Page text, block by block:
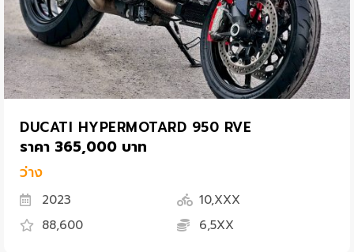
DUCATI HYPERMOTARD 950 RVE
ราคา 365,000 บาท
ว่าง
2023
10,XXX
88,600
6,5XX